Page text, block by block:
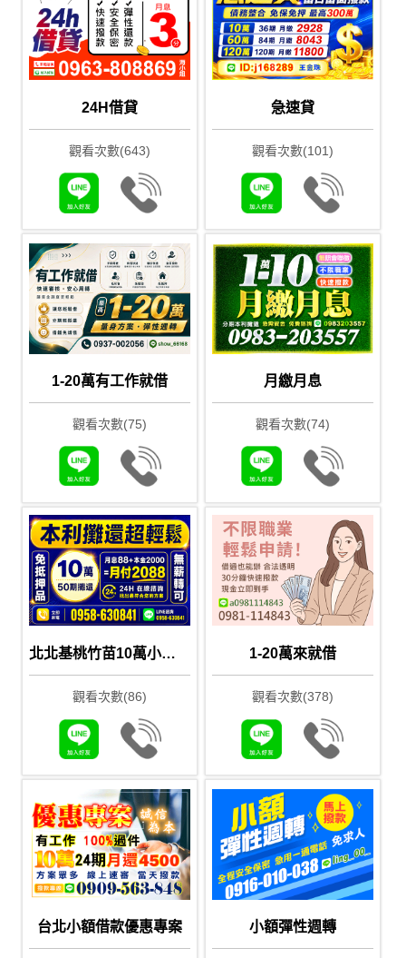
24H借貸
觀看次數(643)
急速貸
觀看次數(101)
1-20萬有工作就借
觀看次數(75)
月繳月息
觀看次數(74)
北北基桃竹苗10萬小額借款｜免抵押無薪轉可先詢問
觀看次數(86)
1-20萬來就借
觀看次數(378)
台北小額借款優惠專案 小額彈性週轉